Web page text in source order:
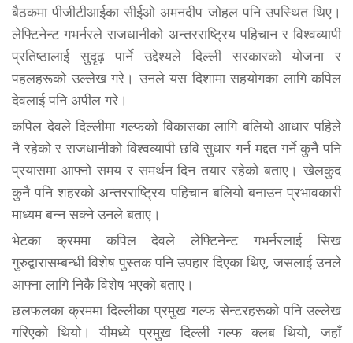
बैठकमा पीजीटीआईका सीईओ अमनदीप जोहल पनि उपस्थित थिए।
लेफ्टिनेन्ट गभर्नरले राजधानीको अन्तरराष्ट्रिय पहिचान र विश्वव्यापी
प्रतिष्ठालाई सुदृढ़ पार्ने उद्देश्यले दिल्ली सरकारको योजना र
पहलहरूको उल्लेख गरे। उनले यस दिशामा सहयोगका लागि कपिल
देवलाई पनि अपील गरे।
कपिल देवले दिल्लीमा गल्फको विकासका लागि बलियो आधार पहिले
नै रहेको र राजधानीको विश्वव्यापी छवि सुधार गर्न मद्दत गर्ने कुनै पनि
प्रयासमा आफ्नो समय र समर्थन दिन तयार रहेको बताए। खेलकुद
कुनै पनि शहरको अन्तरराष्ट्रिय पहिचान बलियो बनाउन प्रभावकारी
माध्यम बन्न सक्ने उनले बताए।
भेटका क्रममा कपिल देवले लेफ्टिनेन्ट गभर्नरलाई सिख
गुरुद्वारासम्बन्धी विशेष पुस्तक पनि उपहार दिएका थिए, जसलाई उनले
आफ्ना लागि निकै विशेष भएको बताए।
छलफलका क्रममा दिल्लीका प्रमुख गल्फ सेन्टरहरूको पनि उल्लेख
गरिएको थियो। यीमध्ये प्रमुख दिल्ली गल्फ क्लब थियो, जहाँ